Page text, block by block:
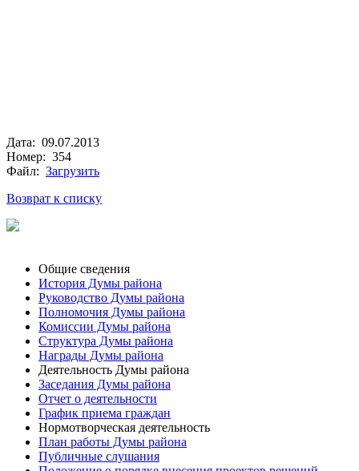
Дата: 09.07.2013
Номер: 354
Файл: Загрузить
Возврат к списку
Общие сведения
История Думы района
Руководство Думы района
Полномочия Думы района
Комиссии Думы района
Структура Думы района
Награды Думы района
Деятельность Думы района
Заседания Думы района
Отчет о деятельности
График приема граждан
Нормотворческая деятельность
План работы Думы района
Публичные слушания